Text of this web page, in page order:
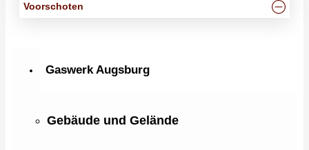
Gaswerk Augsburg
Gebäude und Gelände
Voorschoten